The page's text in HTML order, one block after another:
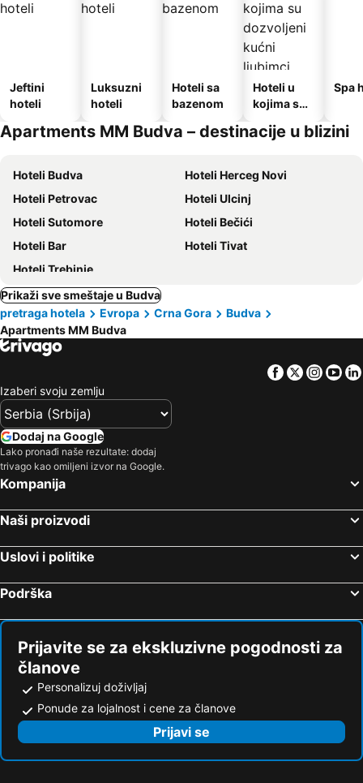
Jeftini
hoteli
Luksuzni
hoteli
Hoteli sa
bazenom
Hoteli u
kojima su
kućni
Spa
Apartments MM Budva – destinacije u blizini
Hoteli Budva
Hoteli Herceg Novi
Hoteli Petrovac
Hoteli Ulcinj
Hoteli Sutomore
Hoteli Bečići
Hoteli Bar
Hoteli Tivat
Hoteli Trebinje
Prikaži sve smeštaje u Budva
pretraga hotela
Evropa Crna Gora
Budva
Apartments MM Budva
Facebook
Twitter
Izaberi svoju zemlju
Dodaj na Google
Lako pronađi naše rezultate: dodaj
trivago kao omiljeni izvor na Google.
Kompanija
Naši proizvodi
Uslovi i politike
Podrška
Prijavite se za ekskluzivne pogodnosti za
članove
Personalizuj doživljaj
Ponude za lojalnost i cene za članove
Prijavi se